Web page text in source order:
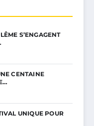
S’ENGAGENT
CENTAINE
UNIQUE POUR